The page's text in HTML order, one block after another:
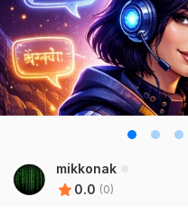
mikkonak
0.0 (0)